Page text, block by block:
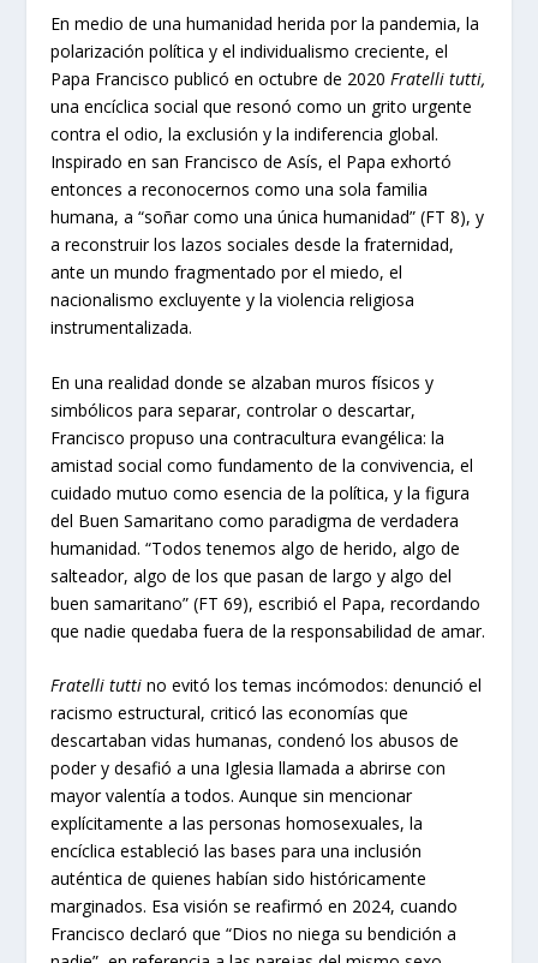
En medio de una humanidad herida por la pandemia, la
polarización política y el individualismo creciente, el
Papa Francisco publicó en octubre de 2020Fratelli tutti,
una encíclica social que resonó como un grito urgente
contra el odio, la exclusión y la indiferencia global.
Inspirado en san Francisco de Asís, el Papa exhortó
entonces a reconocernos como una sola familia
humana, a “soñar como una única humanidad” (FT 8), y
a reconstruir los lazos sociales desde la fraternidad,
ante un mundo fragmentado por el miedo, el
nacionalismo excluyente y la violencia religiosa
instrumentalizada.
En una realidad donde se alzaban muros físicos y
simbólicos para separar, controlar o descartar,
Francisco propuso una contracultura evangélica: la
amistad social como fundamento de la convivencia, el
cuidado mutuo como esencia de la política, y la figura
del Buen Samaritano como paradigma de verdadera
humanidad. “Todos tenemos algo de herido, algo de
salteador, algo de los que pasan de largo y algo del
buen samaritano” (FT 69), escribió el Papa, recordando
que nadie quedaba fuera de la responsabilidad de amar.
Fratelli tutti no evitó los temas incómodos: denunció el
racismo estructural, criticó las economías que
descartaban vidas humanas, condenó los abusos de
poder y desafió a una Iglesia llamada a abrirse con
mayor valentía a todos. Aunque sin mencionar
explícitamente a las personas homosexuales, la
encíclica estableció las bases para una inclusión
auténtica de quienes habían sido históricamente
marginados. Esa visión se reafirmó en 2024, cuando
Francisco declaró que “Dios no niega su bendición a